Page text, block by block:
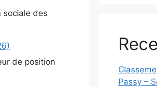
sociale des
de position
Passy –